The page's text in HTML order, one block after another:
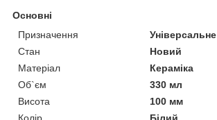
Основні
Призначення
Універсальне
Стан
Новий
Матеріал
Кераміка
Об`єм
330 мл
Висота
100 мм
Колір
Білий